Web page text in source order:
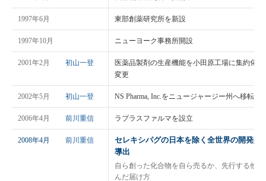
1997年6月 東部創薬研究所を新設
1997年10月 ニューヨーク事務所開設
2001年2月 初山一登
医薬品製剤の生産機能を小田原工場に集約化
変更
2002年5月 初山一登 NS Pharma, Inc.をニュージャージー州へ移転
2006年4月 前川重信 ラプラスファルマを設立
2008年4月 前川重信
セレキシパグの日本を除く全世界の開発販
導出
自ら創った化合物を自ら売るか、先行する他
んだ届け方